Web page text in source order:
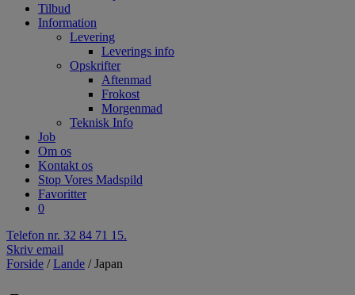
Tilbud
Information
Levering
Leverings info
Opskrifter
Aftenmad
Frokost
Morgenmad
Teknisk Info
Job
Om os
Kontakt os
Stop Vores Madspild
Favoritter
0
Telefon nr. 32 84 71 15.
Skriv email
Forside /Lande / Japan